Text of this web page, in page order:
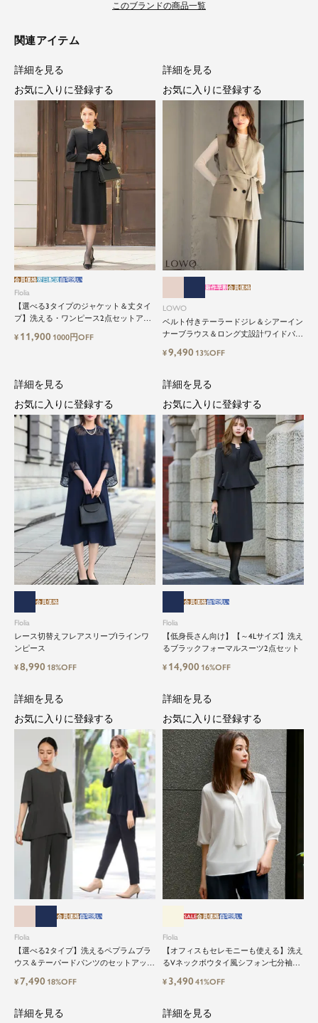
鮮度アップを重ねつづける、大人の女
性のためのスーツファッション
オフィスやマザーシーンで活躍するセレモニース
ーツ。気負わずに着て頂ける素敵な一枚...それが
Floliaの提案するスーツです。
品よく艶やかに着こなすことのできる女性らしい
セットアップから、故人を偲ぶのに相応しい洗練
感のあるブラックフォーマルまで幅広くご提案さ
せて頂きます。
close
このブランドの商品一覧
関連アイテム
Flolia
【選べる3タイプのジャケット＆丈タイ
プ】洗える・ワンピース2点セットアッ
会員価格翌日配送自宅洗い
¥ 11,900 1000円OFF
詳細を見る
お気に入りに登録する
LOWO
ベルト付きテーラードジレ＆シアーイン
ナーブラウス＆ロング丈設計ワイドパン
新作早割会員価格
¥9,490 13%OFF
詳細を見る
お気に入りに登録する
Flolia
レース切替えフレアスリーブIラインワ
ンピース
会員価格
¥8,990 18%OFF
詳細を見る
お気に入りに登録する
Flolia
【低身長さん向け】【～4Lサイズ】洗え
るブラックフォーマルスーツ2点セット
会員価格自宅洗い
¥ 14,900 16%OFF
詳細を見る
お気に入りに登録する
Flolia
【選べる2タイプ】洗えるペプラムブラ
ウス＆テーパードパンツのセットアップ
会員価格自宅洗い
¥7,490 18%OFF
詳細を見る
お気に入りに登録する
Flolia
【オフィスもセレモニーも使える】洗え
るVネックボウタイ風シフォン七分袖ビ
SALE会員価格自宅洗い
¥ 3,49041%OFF
詳細を見る
お気に入りに登録する
詳細を見る 詳細を見る